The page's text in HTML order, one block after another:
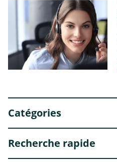
Catégories
Recherche rapide